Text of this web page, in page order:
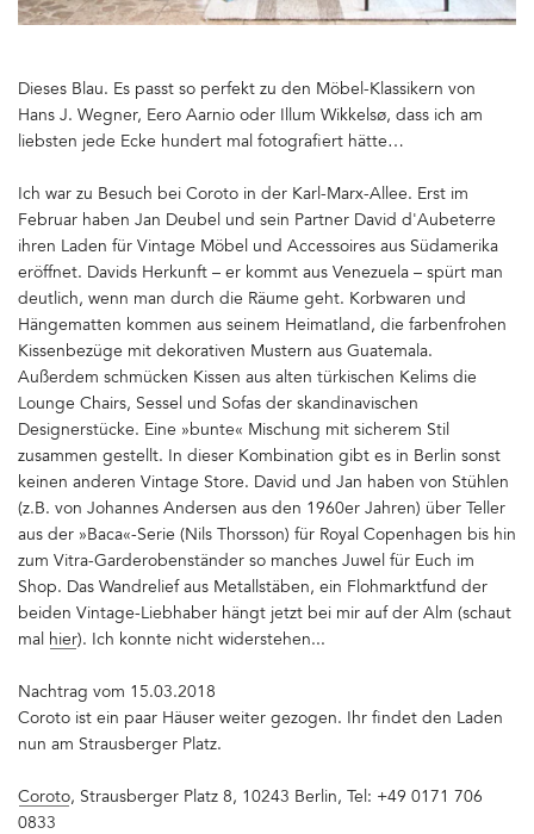
Dieses Blau. Es passt so perfekt zu den Möbel-Klassikern von
Hans J. Wegner, Eero Aarnio oder Illum Wikkelsø, dass ich am
liebsten jede Ecke hundert mal fotografiert hätte…
Ich war zu Besuch bei Coroto in der Karl-Marx-Allee. Erst im
Februar haben Jan Deubel und sein Partner David d'Aubeterre
ihren Laden für Vintage Möbel und Accessoires aus Südamerika
eröffnet. Davids Herkunft – er kommt aus Venezuela – spürt man
deutlich, wenn man durch die Räume geht. Korbwaren und
Hängematten kommen aus seinem Heimatland, die farbenfrohen
Kissenbezüge mit dekorativen Mustern aus Guatemala.
Außerdem schmücken Kissen aus alten türkischen Kelims die
Lounge Chairs, Sessel und Sofas der skandinavischen
Designerstücke. Eine »bunte« Mischung mit sicherem Stil
zusammen gestellt. In dieser Kombination gibt es in Berlin sonst
keinen anderen Vintage Store. David und Jan haben von Stühlen
(z.B. von Johannes Andersen aus den 1960er Jahren) über Teller
aus der »Baca«-Serie (Nils Thorsson) für Royal Copenhagen bis hin
zum Vitra-Garderobenständer so manches Juwel für Euch im
Shop. Das Wandrelief aus Metallstäben, ein Flohmarktfund der
beiden Vintage-Liebhaber hängt jetzt bei mir auf der Alm (schaut
mal
hier). Ich konnte nicht widerstehen...
Nachtrag vom 15.03.2018
Coroto ist ein paar Häuser weiter gezogen. Ihr findet den Laden
nun am Strausberger Platz.
Coroto, Strausberger Platz 8, 10243 Berlin, Tel: +49 0171 706
0833